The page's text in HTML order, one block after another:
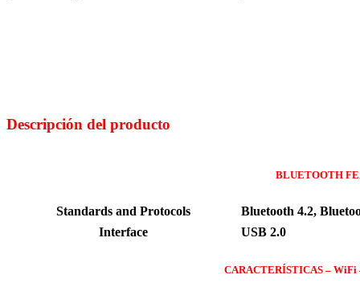
Descripción del producto
BLUETOOTH
Standards and Protocols
Bluetooth 4.2,
Interface
USB 2.0
CARACTERÍSTICAS –